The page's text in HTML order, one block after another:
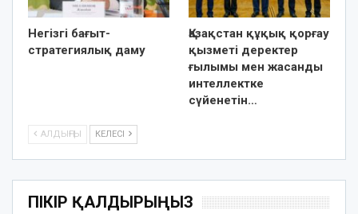
Негізгі бағыт-
стратегиялық даму
Қазақстан құқық қорғау
қызметі деректер
ғылымы мен жасанды
интеллектке
сүйенетін…
АЛДЫҢҒЫ КЕЛЕСІ
ПІКІР ҚАЛДЫРЫҢЫЗ